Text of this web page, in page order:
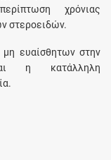
χρόνιας
στεροειδών.
ευαίσθητων στην
η κατάλληλη